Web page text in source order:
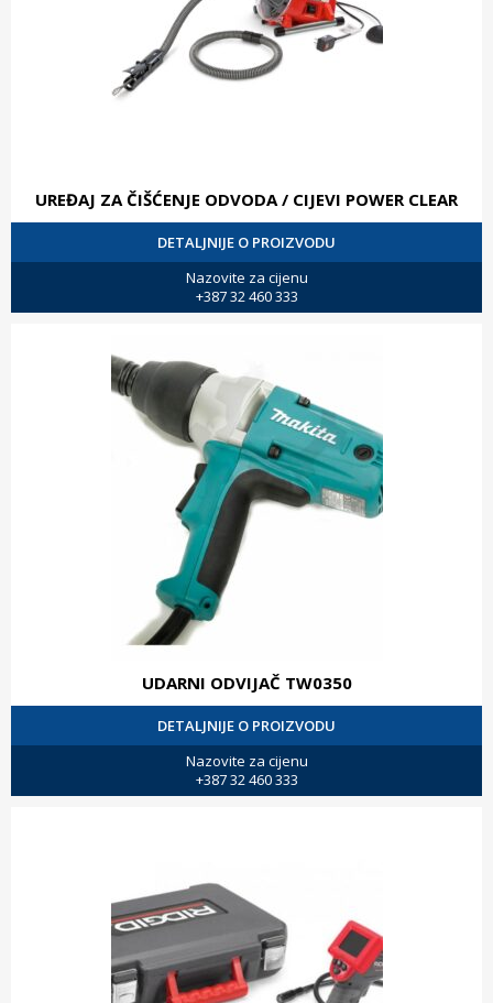
UREĐAJ ZA ČIŠĆENJE ODVODA / CIJEVI POWER CLEAR
DETALJNIJE O PROIZVODU
Nazovite za cijenu
+387 32 460 333
UDARNI ODVIJAČ TW0350
DETALJNIJE O PROIZVODU
Nazovite za cijenu
+387 32 460 333